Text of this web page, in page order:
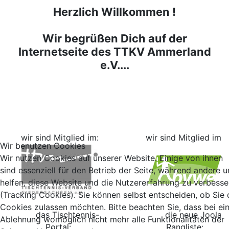
Herzlich Willkommen !
Wir begrüßen Dich auf der
Internetseite des TTKV Ammerland
e.V....
wir sind Mitglied im: wir sind Mitglied im:
das Tischtennis-
die neue Joola
Wir benutzen Cookies
Wir nutzen Cookies auf unserer Website. Einige von ihnen
sind essenziell für den Betrieb der Seite, während andere
helfen, diese Website und die Nutzererfahrung zu
(Tracking Cookies). Sie können selbst entscheiden, ob Sie
Cookies zulassen möchten. Bitte beachten Sie, dass bei
Ablehnung womöglich nicht mehr alle Funktionalitäten der